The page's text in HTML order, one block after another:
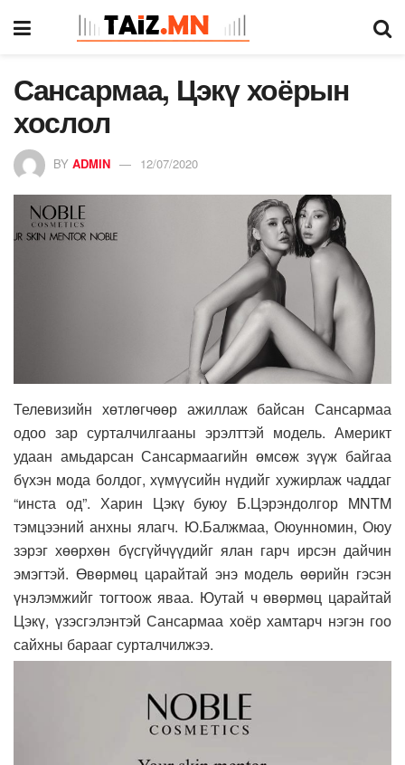
Сансармаа, Цэкү хоёрын
хослол
BY ADMIN 12/07/2020
Телевизийн хөтлөгчөөр ажиллаж байсан Сансармаа
одоо зар сурталчилгааны эрэлттэй модель. Америкт
удаан амьдарсан Сансармаагийн өмсөж зүүж байгаа
бүхэн мода болдог, хүмүүсийн нүдийг хужирлаж чаддаг
“инста од”. Харин Цэкү буюу Б.Цэрэндолгор MNTM
тэмцээний анхны ялагч. Ю.Балжмаа, Оюунномин, Оюу
зэрэг хөөрхөн бүсгүйчүүдийг ялан гарч ирсэн дайчин
эмэгтэй. Өвөрмөц царайтай энэ модель өөрийн гэсэн
үнэлэмжийг тогтоож яваа. Юутай ч өвөрмөц царайтай
Цэкү, үзэсгэлэнтэй Сансармаа хоёр хамтарч нэгэн гоо
сайхны барааг сурталчилжээ.